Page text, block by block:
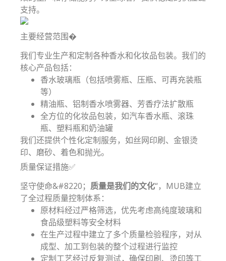
支持。
主要经营范围�
我们专业生产和定制各种香水和化妆品包装。我们的
核心产品包括：
香水玻璃瓶（包括喷雾瓶、压瓶、可再充装瓶
等）
精油瓶、铝制香水喷雾器、芳香疗法扩散瓶
全方位的化妆品包装，如汽车香水瓶、滚珠
瓶、塑料瓶和奶油罐
我们还提供个性化定制服务，如丝网印刷、金银烫
印、磨砂、着色和抛光。
质量保证措施✅
坚守使命&#8220； 质量是我们的文化“，MUB建立
了全过程质量控制体系：
原材料经过严格筛选，优先考虑高纯度玻璃和
食品级塑料等安全材料
在生产过程中建立了多个质量检验程序，对从
成型、加工到包装的整个过程进行监控
定制工艺经过反复测试，确保印刷、烫印等工